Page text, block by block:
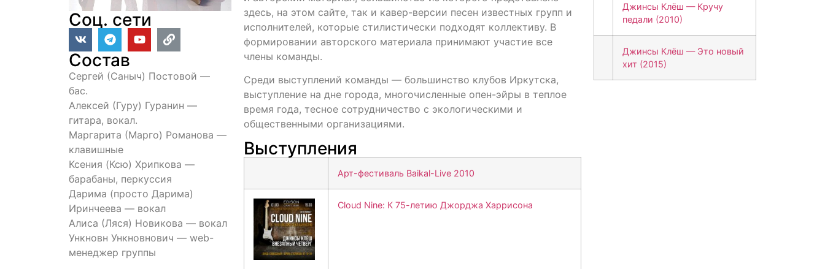
Соц. сети
Состав
Сергей (Саныч) Постовой —
бас.
Алексей (Гуру) Гуранин —
гитара, вокал.
Маргарита (Марго) Романова —
клавишные
Ксения (Ксю) Хрипкова —
барабаны, перкуссия
Дарима (просто Дарима)
Иринчеева — вокал
Алиса (Ляся) Новикова — вокал
Ункновн Ункновнович — web-
менеджер группы
здесь, на этом сайте, так и кавер-версии песен известных групп и
исполнителей, которые стилистически подходят коллективу. В
формировании авторского материала принимают участие все
члены команды.
Среди выступлений команды — большинство клубов Иркутска,
выступление на дне города, многочисленные опен-эйры в теплое
время года, тесное сотрудничество с экологическими и
общественными организациями.
Выступления
Арт-фестиваль Baikal-Live 2010
Cloud Nine: К 75-летию Джорджа Харрисона
Джинсы Клёш — Кручу
педали (2010)
Джинсы Клёш — Это новый
хит (2015)